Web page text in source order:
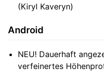
(Kiryl Kaveryn)
Android
NEU! Dauerhaft
verfeinertes